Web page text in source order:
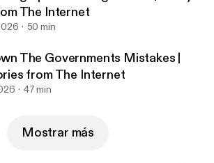
The Internet
50 min
The Governments Mistakes |
from The Internet
47 min
Mostrar más